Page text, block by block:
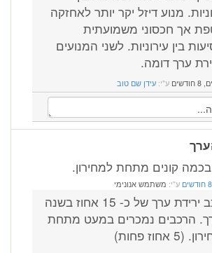
מנוע דיזל יקר יותר לאחזקה
אך חכסוני משמועתית
בין עירוניות. לשני המנועים
ערך דומה.
ע"י: עידן שם טוב
קונים מתחת למחירון.
ע"י: משתמש אנונימי
לרכב ירידת ערך של כ- 15 אחוז בשנה
הרכבים נמכרים במעט מתחת
(5 אחוז פחות)